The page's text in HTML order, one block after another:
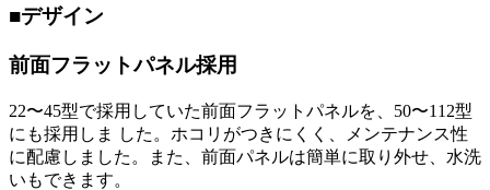
■デザイン
前面フラットパネル採用
22〜45型で採用していた前面フラットパネルを、50〜112型
にも採用しま した。ホコリがつきにくく、メンテナンス性
に配慮しました。また、前面パネルは簡単に取り外せ、水洗
いもできます。